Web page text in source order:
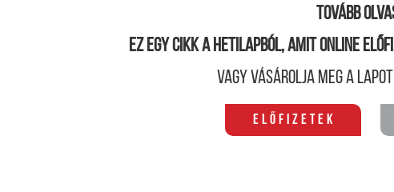
Tovább
Ez egy cikk a hetilapból, amit online
Vagy vásárolja meg a
Előfizetek